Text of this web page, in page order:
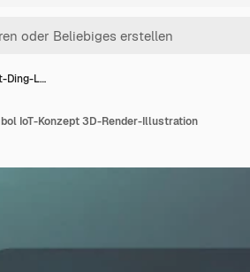
Ding-L…
IoT-Konzept 3D-Render-Illustration